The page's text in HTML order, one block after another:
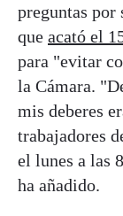
preguntas
que acató el
para "evitar
la Cámara.
mis deberes
trabajadores
el lunes a las
ha añadido.